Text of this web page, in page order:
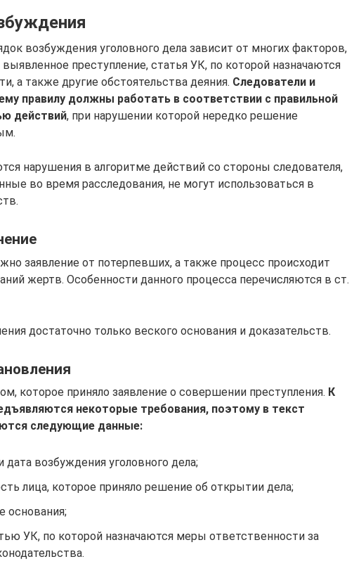
возбуждения уголовного дела зависит от многих факторов,
преступление, статья УК, по которой назначаются
а также другие обстоятельства деяния. Следователи и
правилу должны работать в соответствии с правильной
действий, при нарушении которой нередко решение
нарушения в алгоритме действий со стороны следователя,
во время расследования, не могут использоваться в
заявление от потерпевших, а также процесс происходит
жертв. Особенности данного процесса перечисляются в ст.
достаточно только веского основания и доказательств.
которое приняло заявление о совершении преступления. К
некоторые требования, поэтому в текст
следующие данные:
дата возбуждения уголовного дела;
лица, которое приняло решение об открытии дела;
основания;
УК, по которой назначаются меры ответственности за